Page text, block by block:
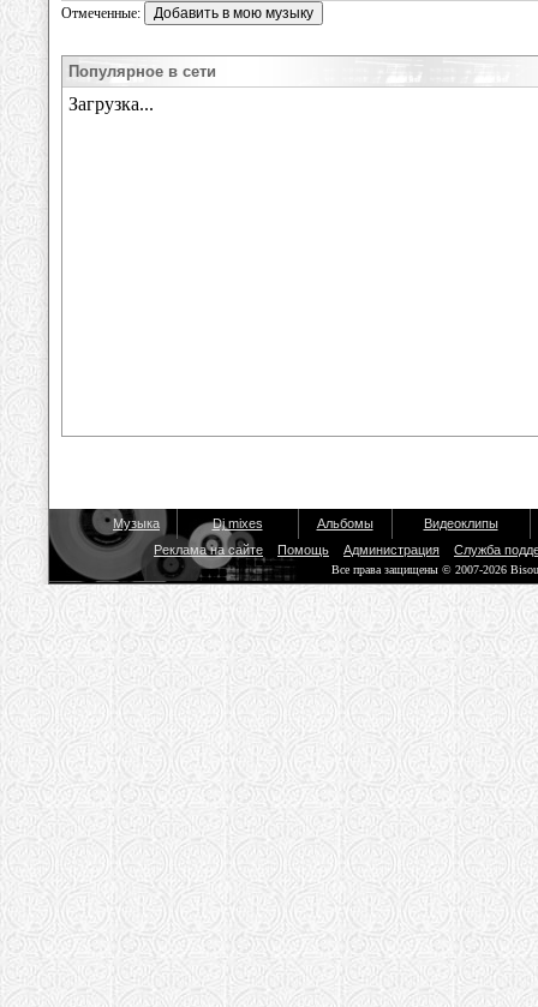
Отмеченные:
Популярное в сети
Музыка Dj mixes Альбомы
Видеоклипы
Реклама на сайте
Помощь Администрация Служба
Все права защищены © 2007-2026